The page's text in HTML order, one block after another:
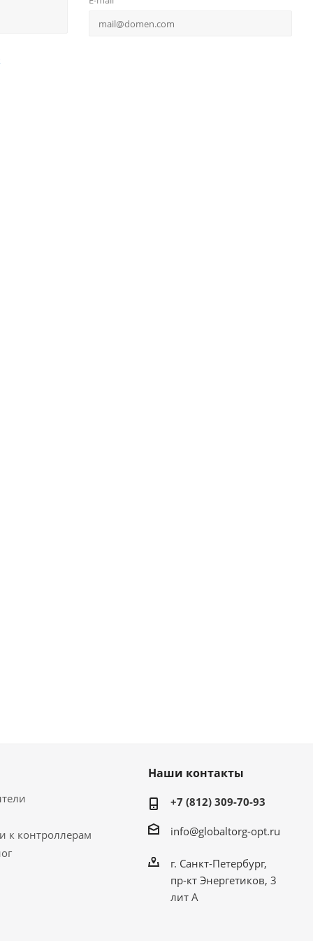
к контроллерам
Наши контакты
+7 (812) 309-70-93
info@globaltorg-opt.ru
г. Санкт-Петербург,
пр-кт Энергетиков, 3
лит А